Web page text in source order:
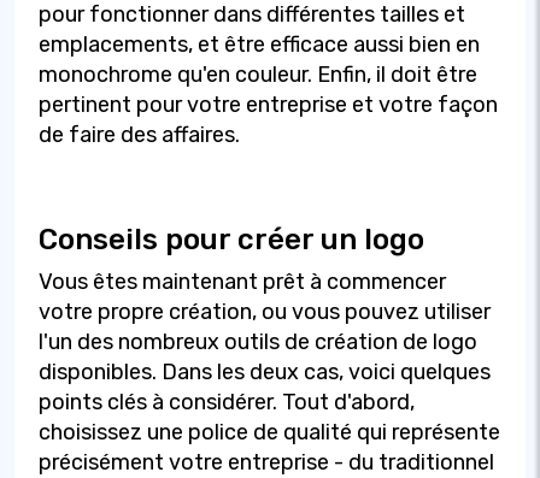
pour fonctionner dans différentes tailles et
emplacements, et être efficace aussi bien en
monochrome qu'en couleur. Enfin, il doit être
pertinent pour votre entreprise et votre façon
de faire des affaires.
Conseils pour créer un logo
Vous êtes maintenant prêt à commencer
votre propre création, ou vous pouvez utiliser
l'un des nombreux outils de création de logo
disponibles. Dans les deux cas, voici quelques
points clés à considérer. Tout d'abord,
choisissez une police de qualité qui représente
précisément votre entreprise - du traditionnel